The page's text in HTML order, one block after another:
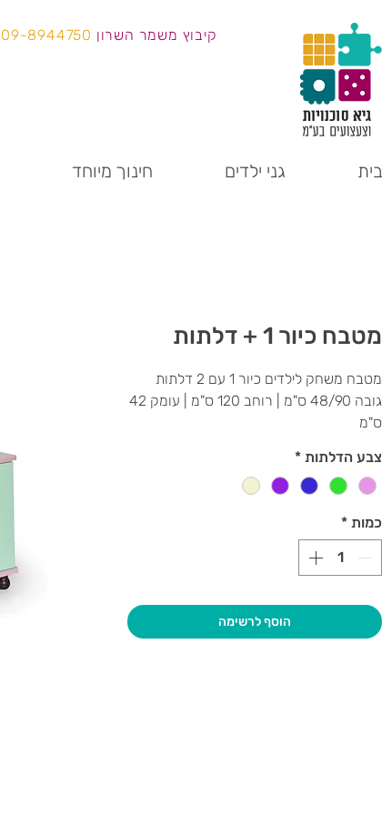
קיבוץ משמר השרון 09-8944750
בית גני ילדים חינוך מיוחד
מטבח כיור 1 + דלתות
מטבח משחק לילדים כיור 1 עם 2 דלתות
גובה 48/90 ס"מ | רוחב 120 ס"מ | עומק 42
ס"מ
צבע הדלתות *
כמות *
הוסף לרשימה